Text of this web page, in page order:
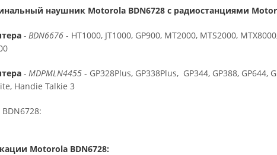
наушник Motorola BDN6728 с радиостанциями
- BDN6676 - HT1000, JT1000, GP900, MT2000, MTS2000,
- MDPMLN4455 - GP328Plus, GP338Plus, GP344, GP388, GP644,
Handie Talkie 3
Motorola BDN6728: